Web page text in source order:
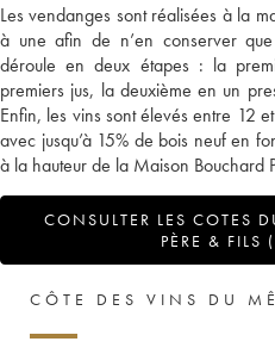
Les vendanges sont réalisées à la
à une afin de n’en conserver
déroule en deux étapes : la
premiers jus, la deuxième en un
Enfin, les vins sont élevés entre 12
avec jusqu’à 15% de bois neuf en
à la hauteur de la Maison Bouchard
CONSULTER LES COTES
PÈRE &
CÔTE DES VINS DU